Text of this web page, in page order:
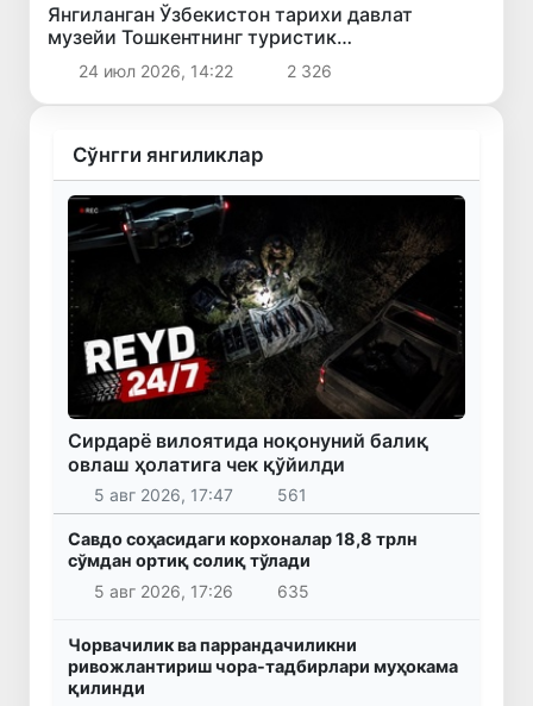
Янгиланган Ўзбекистон тарихи давлат
музейи Тошкентнинг туристик
имкониятларини кенгайтирди
24 июл 2026, 14:22 2 326
Сўнгги янгиликлар
Сирдарё вилоятида ноқонуний балиқ
овлаш ҳолатига чек қўйилди
5 авг 2026, 17:47 561
Савдо соҳасидаги корхоналар 18,8 трлн
сўмдан ортиқ солиқ тўлади
5 авг 2026, 17:26
635
Чорвачилик ва паррандачиликни
ривожлантириш чора-тадбирлари муҳокама
қилинди